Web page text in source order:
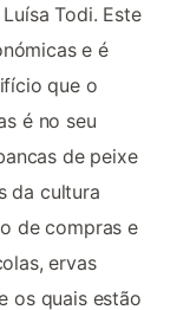
Todi. Este
e é
que o
é no seu
de peixe
da cultura
de compras e
ervas
os quais estão